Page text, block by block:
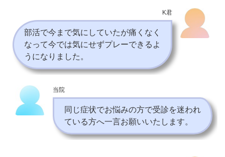
K君
部活で今まで気にしていたが痛くなく
なって今では気にせずプレーできるよ
うになりました。
当院
同じ症状でお悩みの方で受診を迷われ
ている方へ一言お願いいたします。